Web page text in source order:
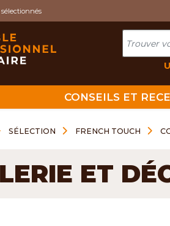
CONSEILS ET
SÉLECTION FRENCH TOUCH
ET